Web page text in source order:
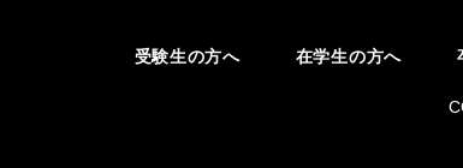
受験生の方へ 在学生の方へ